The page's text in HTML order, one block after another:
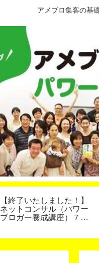
アメブロ集客の基
【終了いたしました！】
ネットコンサル（パワー
ブロガー養成講座）７４